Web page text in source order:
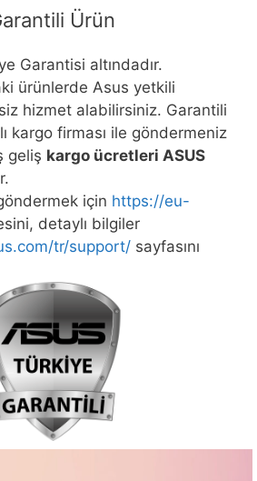
Ürün
Garantisi altındadır.
ürünlerde Asus yetkili
hizmet alabilirsiniz. Garantili
kargo firması ile göndermeniz
geliş kargo ücretleri ASUS
için https://eu-
detaylı bilgiler
tr/support/ sayfasını